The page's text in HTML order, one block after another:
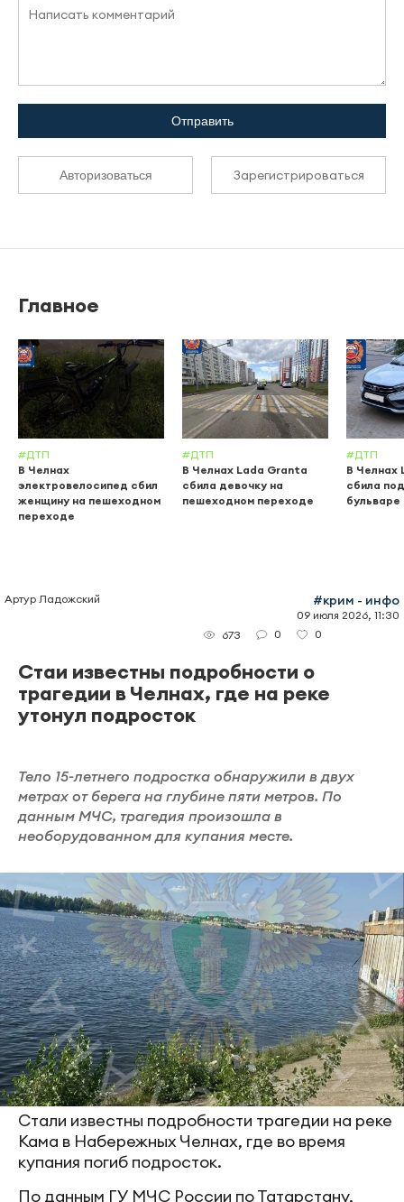
Отправить
Авторизоваться Зарегистрироваться
Главное
#ДТП
В Челнах
электровелосипед сбил
женщину на пешеходном
переходе
#ДТП
В Челнах Lada Granta
сбила девочку на
пешеходном переходе
#ДТП
В Челнах
сбила
Артур Ладожский #крим - инфо
09 июля 2026, 11:30
673
0 0
Стаи известны подробности о
трагедии в Челнах, где на реке
утонул подросток
Тело 15-летнего подростка обнаружили в двух
метрах от берега на глубине пяти метров. По
данным МЧС, трагедия произошла в
необорудованном для купания месте.
Стали известны подробности трагедии на реке
Кама в Набережных Челнах, где во время
купания погиб подросток.
По данным ГУ МЧС России по Татарстану,